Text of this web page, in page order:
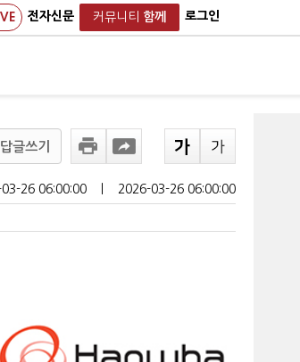
전자신문 커뮤니티 함께 로그인
답글쓰기
26 06:00:00 2026-03-26 06:00:00